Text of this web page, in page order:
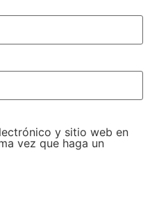
y sitio web en
vez que haga un